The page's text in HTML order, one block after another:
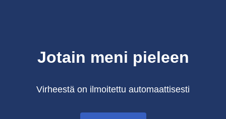
Jotain meni pieleen
Virheestä on ilmoitettu automaattisesti